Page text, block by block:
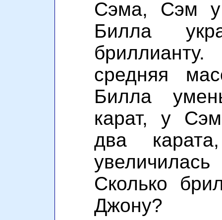
Сэма, Сэм
Билла
средняя
Билла
карат, у
два
Сколько
Джону?